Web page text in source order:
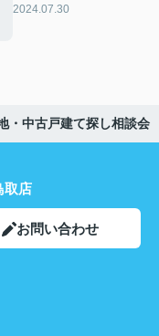
とは？取得費加算と
2024.07.30
・中古戸建て探し相談会
取店
お問い合わせ